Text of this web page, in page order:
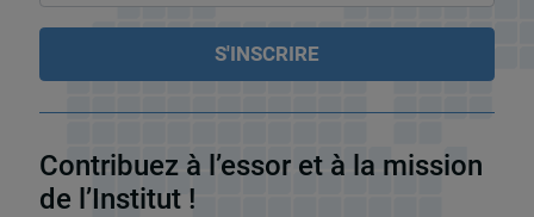
Contribuez à l’essor et à la mission
de l’Institut !